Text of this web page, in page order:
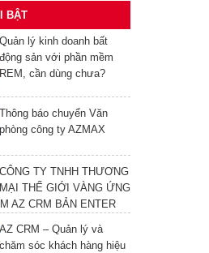
BẬT
Quản lý kinh doanh bất
động sản với phần mềm
REM, cần dùng chưa?
Thông báo chuyển Văn
phòng công ty AZMAX
CÔNG TY TNHH THƯƠNG
MẠI THẾ GIỚI VÀNG ỨNG
AZ CRM BẢN ENTER
AZ CRM – Quản lý và
chăm sóc khách hàng hiệu